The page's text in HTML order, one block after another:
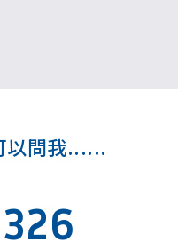
以問我......